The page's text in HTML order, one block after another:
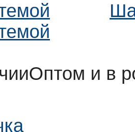
Оптом и в